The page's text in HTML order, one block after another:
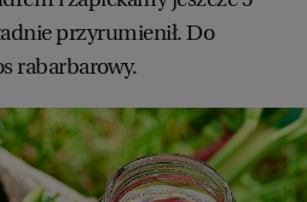
przyrumienił. Do
rabarbarowy.